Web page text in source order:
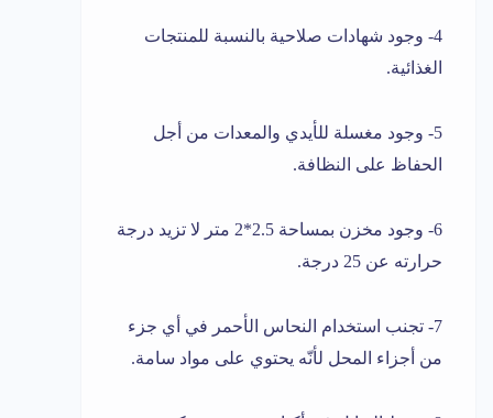
4- وجود شهادات صلاحية بالنسبة للمنتجات
الغذائية.
5- وجود مغسلة للأيدي والمعدات من أجل
الحفاظ على النظافة.
6- وجود مخزن بمساحة 2.5*2 متر لا تزيد درجة
حرارته عن 25 درجة.
7- تجنب استخدام النحاس الأحمر في أي جزء
من أجزاء المحل لأنّه يحتوي على مواد سامة.